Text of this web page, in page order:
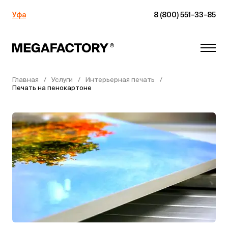
Уфа 8 (800) 551-33-85
Главная Услуги
Интерьерная печать
Печать на пенокартоне